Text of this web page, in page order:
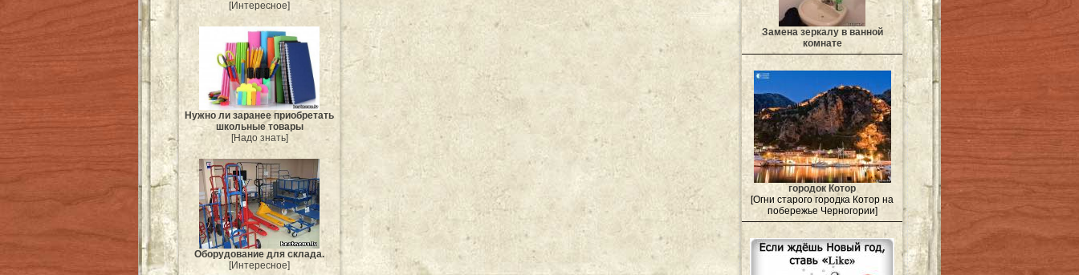
[Интересное]
Нужно ли заранее приобретать
школьные товары
[Надо знать]
Оборудование для склада.
[Интересное]
Замена зеркалу в ванной
комнате
городок Котор
[Огни старого городка Котор на
побережье Черногории]